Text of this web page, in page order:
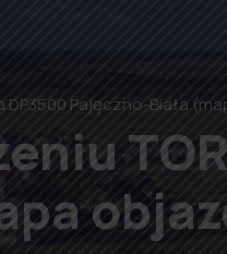
Pajęczno-Biała